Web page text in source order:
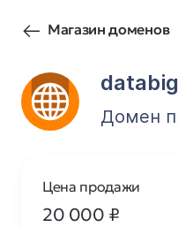
Магазин доменов
Домен
Цена продажи
20 000 ₽